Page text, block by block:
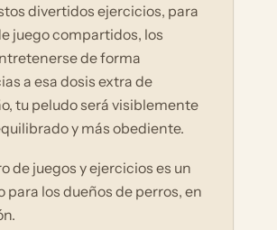
divertidos ejercicios, para
juego compartidos, los
de forma
a esa dosis extra de
tu peludo será visiblemente
y más obediente.
de juegos y ejercicios es un
para los dueños de perros, en